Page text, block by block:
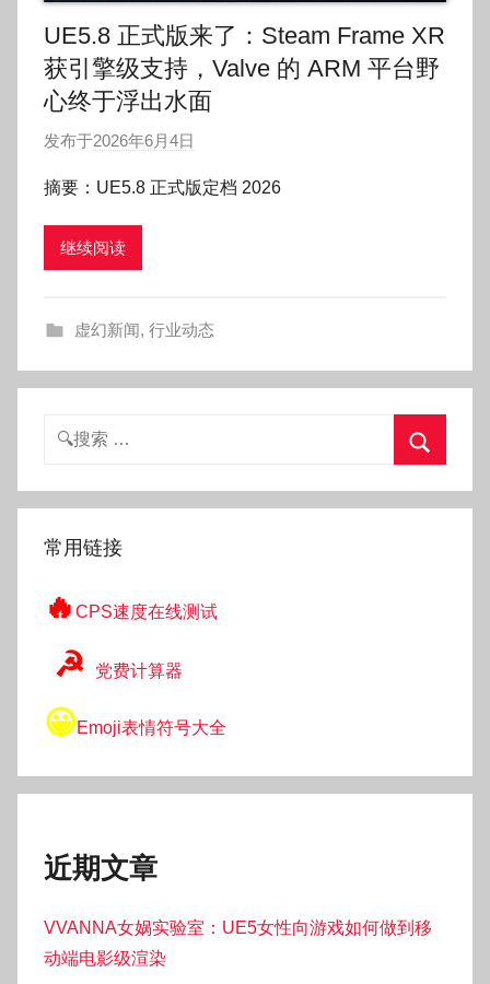
UE5.8 正式版来了：Steam Frame XR
获引擎级支持，Valve 的 ARM 平台野
心终于浮出水面
发布于2026年6月4日
:
g
o
摘要：UE5.8 正式版定档 2026
继续阅读
虚幻新闻, 行业动态
搜
索
常用链接
🔥 CPS速度在线测试
☭ 党费计算器
😀Emoji表情符号大全
近期文章
VVANNA女娲实验室：UE5女性向游戏如何做到移
动端电影级渲染